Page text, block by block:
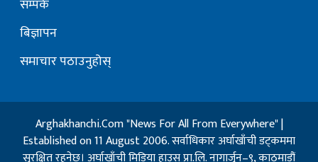
सम्पर्क
बिज्ञापन
समाचार पठाउनुहोस्
Arghakhanchi.Com "News For All From Everywhere" |
Established on 11 August 2006. सर्वाधिकार अर्घाखाँची डट्कममा